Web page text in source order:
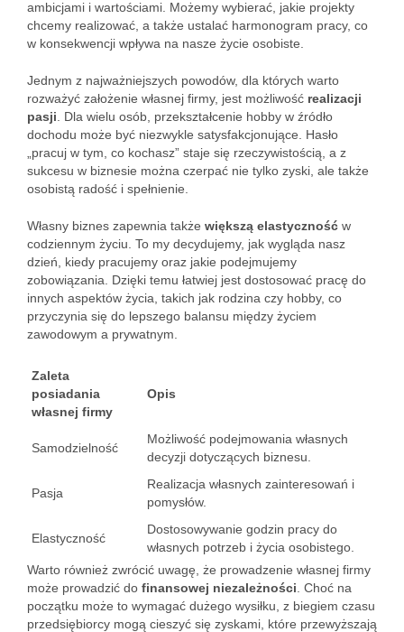
ambicjami i wartościami. Możemy wybierać, jakie projekty
chcemy realizować, a także ustalać harmonogram pracy, co
w konsekwencji wpływa na nasze życie osobiste.
Jednym z najważniejszych powodów, dla których warto
rozważyć założenie własnej firmy, jest możliwość realizacji
pasji . Dla wielu osób, przekształcenie hobby w źródło
dochodu może być niezwykle satysfakcjonujące. Hasło
„pracuj w tym, co kochasz” staje się rzeczywistością, a z
sukcesu w biznesie można czerpać nie tylko zyski, ale także
osobistą radość i spełnienie.
Własny biznes zapewnia także większą elastyczność w
codziennym życiu. To my decydujemy, jak wygląda nasz
dzień, kiedy pracujemy oraz jakie podejmujemy
zobowiązania. Dzięki temu łatwiej jest dostosować pracę do
innych aspektów życia, takich jak rodzina czy hobby, co
przyczynia się do lepszego balansu między życiem
zawodowym a prywatnym.
Zaleta
posiadania
własnej firmy
Opis
Samodzielność
Możliwość podejmowania własnych
decyzji dotyczących biznesu.
Pasja
Realizacja własnych zainteresowań i
pomysłów.
Elastyczność
Dostosowywanie godzin pracy do
własnych potrzeb i życia osobistego.
Warto również zwrócić uwagę, że prowadzenie własnej firmy
może prowadzić do finansowej niezależności . Choć na
początku może to wymagać dużego wysiłku, z biegiem czasu
przedsiębiorcy mogą cieszyć się zyskami, które przewyższają